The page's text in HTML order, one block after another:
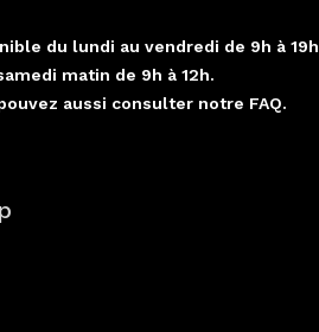
du lundi au vendredi de 9h à 19h
matin de 9h à 12h.
aussi consulter notre FAQ.